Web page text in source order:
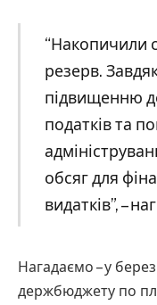
“Накопичили
резерв.
підвищенню
податків та
обсяг для
видатків”, –
Нагадаємо – у
держбюджету по